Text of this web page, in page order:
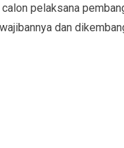
pelaksana
dan